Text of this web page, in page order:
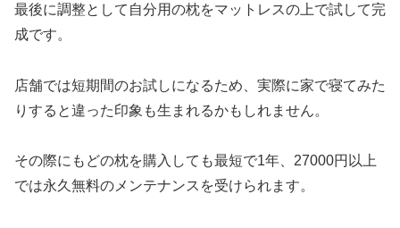
最後に調整として自分用の枕をマットレスの上で試して完
成です。
店舗では短期間のお試しになるため、実際に家で寝てみた
りすると違った印象も生まれるかもしれません。
その際にもどの枕を購入しても最短で1年、27000円以上
では永久無料のメンテナンスを受けられます。